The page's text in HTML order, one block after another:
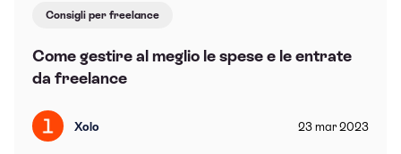
Consigli per freelance
Come gestire al meglio le spese e le entrate
da freelance
Xolo 23 mar 2023